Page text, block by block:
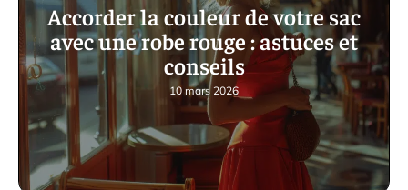
Accorder la couleur de votre sac
avec une robe rouge : astuces et
conseils
10 mars 2026